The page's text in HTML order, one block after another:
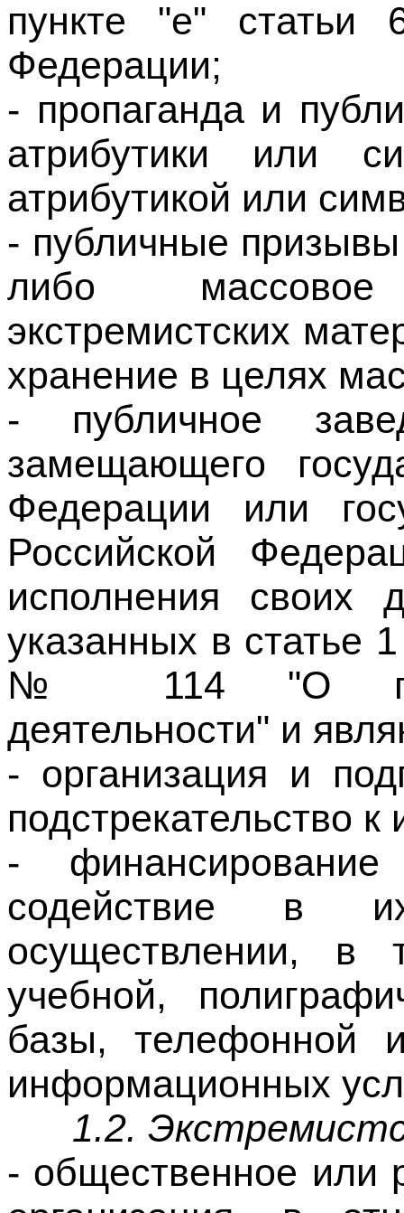
- пропаганда и
атрибутики или
атрибутикой или
- публичные
либо массовое
экстремистских
хранение в целях
- публичное
замещающего
Федерации или
Российской
исполнения своих
указанных в статье
№ 114 "О
деятельности" и
- организация и
подстрекательство
-
содействие в
осуществлении, в
учебной,
базы, телефонной
информационных
1.2.
- общественное или
организация, в